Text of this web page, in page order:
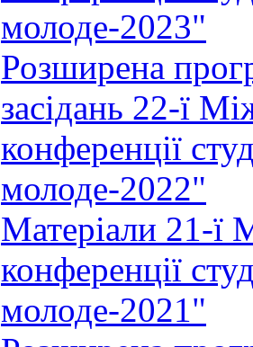
молоде-2023"
Розширена
засідань 22-ї
конференції
молоде-2022"
Матеріали 21-ї
конференції
молоде-2021"